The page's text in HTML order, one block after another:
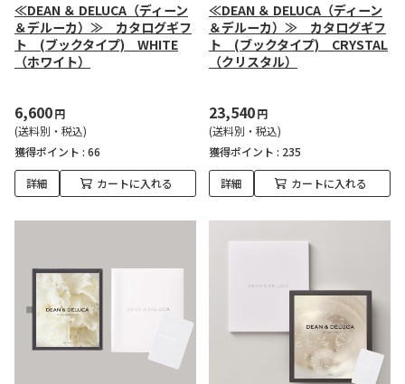
≪DEAN ＆ DELUCA（ディーン
＆デルーカ）≫ カタログギフ
ト (ブックタイプ) WHITE
（ホワイト）
6,600円
(送料別・税込)
獲得ポイント : 66
詳細 カートに入れる
≪DEAN ＆ DELUCA（ディーン
＆デルーカ）≫ カタログギフ
ト (ブックタイプ) CRYSTAL
（クリスタル）
23,540円
(送料別・税込)
獲得ポイント : 235
詳細 カートに入れる